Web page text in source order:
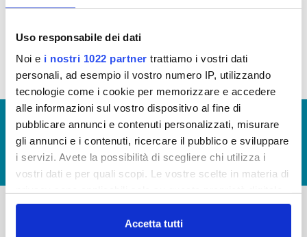
Uso responsabile dei dati
Noi e i nostri 1022 partner trattiamo i vostri dati
personali, ad esempio il vostro numero IP, utilizzando
tecnologie come i cookie per memorizzare e accedere
alle informazioni sul vostro dispositivo al fine di
pubblicare annunci e contenuti personalizzati, misurare
gli annunci e i contenuti, ricercare il pubblico e sviluppare
i servizi. Avete la possibilità di scegliere chi utilizza i
vostri dati e per quali scopi. Le vostre scelte in materia di
in cui avete effettuato le vostre scelte. È possibile
modificare o revocare il proprio consenso in qualsiasi
Accetta tutti
© Copyright 2017 - 2026
GLOSSARIO
GIUDICA IL SERVIZIO
LAVORA CON NOI
-